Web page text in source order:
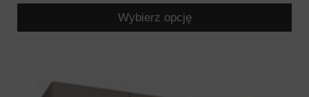
Wybierz opcję